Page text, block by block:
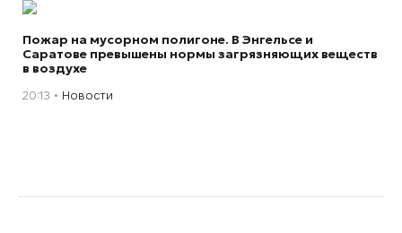
Пожар на мусорном полигоне. В Энгельсе и
Саратове превышены нормы загрязняющих веществ
в воздухе
20:13 Новости